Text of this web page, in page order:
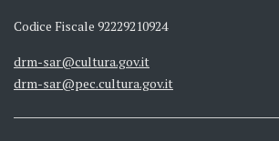
Codice Fiscale 92229210924
drm-sar@cultura.gov.it
drm-sar@pec.cultura.gov.it